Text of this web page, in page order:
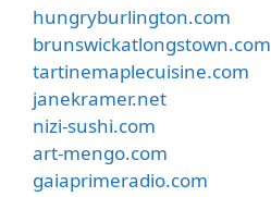
hungryburlington.com
brunswickatlongstown.com
tartinemaplecuisine.com
janekramer.net
nizi-sushi.com
art-mengo.com
gaiaprimeradio.com